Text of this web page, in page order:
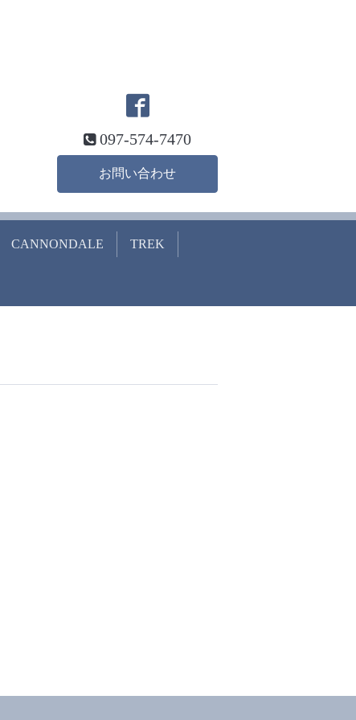
097-574-7470
お問い合わせ
CANNONDALE TREK